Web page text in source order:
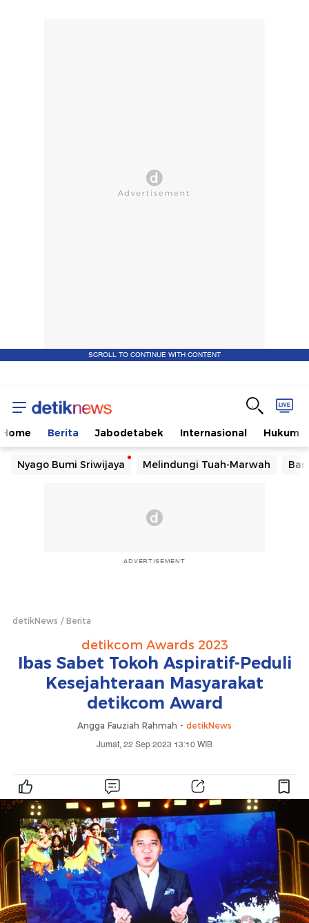
SCROLL TO CONTINUE WITH CONTENT
Home Berita Jabodetabek Internasional Hukum
Nyago Bumi Sriwijaya Melindungi Tuah-Marwah
ADVERTISEMENT
detikNews Berita
detikcom Awards 2023
Ibas Sabet Tokoh Aspiratif-Peduli
Kesejahteraan Masyarakat
detikcom Award
Angga Fauziah Rahmah - detikNews
Jumat, 22 Sep 2023 13:10 WIB